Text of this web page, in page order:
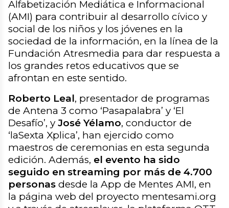
Alfabetización Mediática e Informacional
(AMI) para contribuir al desarrollo cívico y
social de los niños y los jóvenes en la
sociedad de la información, en la línea de la
Fundación Atresmedia para dar respuesta a
los grandes retos educativos que se
afrontan en este sentido.
Roberto Leal, presentador de programas
de Antena 3 como ‘Pasapalabra’ y ‘El
Desafío’, y José Yélamo, conductor de
‘laSexta Xplica’, han ejercido como
maestros de ceremonias en esta segunda
edición. Además, el evento ha sido
seguido en streaming por más de 4.700
personas desde la App de Mentes AMI, en
la página web del proyecto mentesami.org